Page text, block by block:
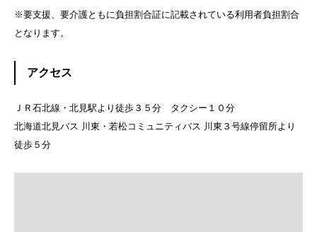
※要支援、要介護ともに負担割合証に記載されている利用者負担割合
となります。
アクセス
ＪＲ石北線・北見駅より徒歩３５分 タクシー１０分
北海道北見バス 川東・若松コミュニティバス 川東３号線停留所より
徒歩５分